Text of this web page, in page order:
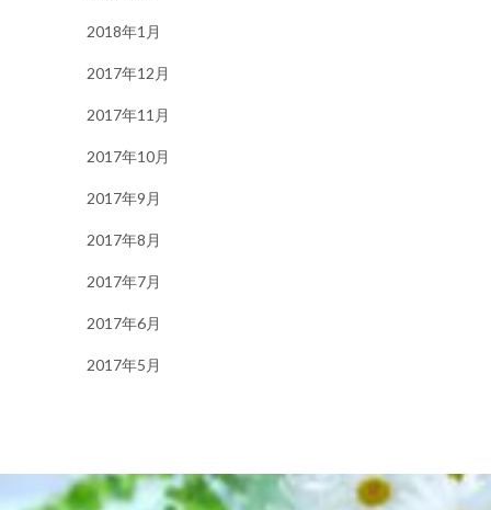
2018年1月
2017年12月
2017年11月
2017年10月
2017年9月
2017年8月
2017年7月
2017年6月
2017年5月